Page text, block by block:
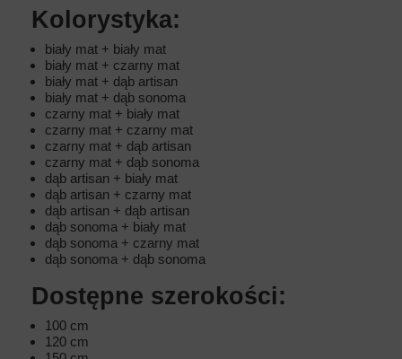
Kolorystyka:
biały mat + biały mat
biały mat + czarny mat
biały mat + dąb artisan
biały mat + dąb sonoma
czarny mat + biały mat
czarny mat + czarny mat
czarny mat + dąb artisan
czarny mat + dąb sonoma
dąb artisan + biały mat
dąb artisan + czarny mat
dąb artisan + dąb artisan
dąb sonoma + biały mat
dąb sonoma + czarny mat
dąb sonoma + dąb sonoma
Dostępne szerokości:
100 cm
120 cm